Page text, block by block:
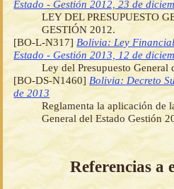
Estado - Gestión 2012, 23 de
LEY DEL PRESUPUESTO
GESTIÓN 2012.
[BO-L-N317] Bolivia: Ley
Estado - Gestión 2013, 12 de
Ley del Presupuesto General
[BO-DS-N1460] Bolivia: Decreto
de 2013
Reglamenta la aplicación de
General del Estado Gestión
Referencias a